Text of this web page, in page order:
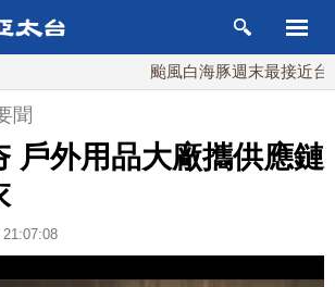
颱風白海豚週末最接近台灣 最
聞
戶外用品大廠攜供應鏈